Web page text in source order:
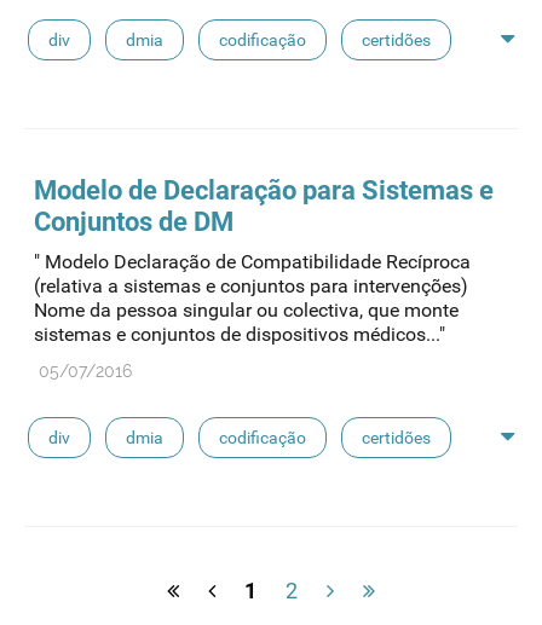
div dmia codificação certidões
Modelo de Declaração para Sistemas e
Conjuntos de DM
" Modelo Declaração de Compatibilidade Recíproca
(relativa a sistemas e conjuntos para intervenções)
Nome da pessoa singular ou colectiva, que monte
sistemas e conjuntos de dispositivos médicos..."
05/07/2016
div dmia codificação certidões
1 2